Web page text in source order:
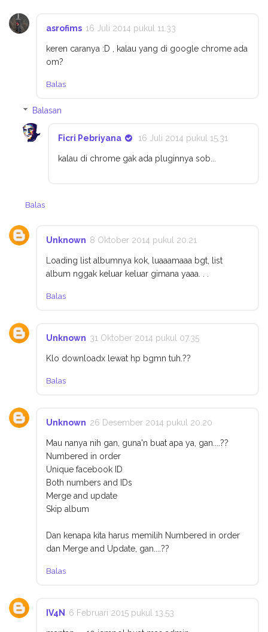
asrofims 16 Juli 2014 pukul 11.33
keren caranya :D , kalau yang di google chrome ada
om?
Balas
Balasan
Ficri Pebriyana 16 Juli 2014 pukul 15.31
kalau di chrome gak ada pluginnya sob...
Balas
Unknown 8 Oktober 2014 pukul 20.21
Loading list albumnya kok, luaaamaaa bgt, list
album nggak keluar keluar gimana yaaa. . .
Balas
Unknown 31 Oktober 2014 pukul 07.35
Klo downloadx lewat hp bgmn tuh.??
Balas
Unknown 26 Desember 2014 pukul 20.20
Mau nanya nih gan, guna'n buat apa ya, gan....??
Numbered in order
Unique facebook ID
Both numbers and IDs
Merge and update
Skip album
Dan kenapa kita harus memilih Numbered in order
dan Merge and Update, gan....??
Balas
IV4N 6 Februari 2015 pukul 13.53